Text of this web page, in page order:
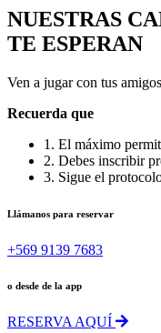
NUESTRAS
TE ESPERAN
Ven a jugar con tus
Recuerda que
1. El máximo
2. Debes inscribir
3. Sigue el
Llámanos para reservar
+569 9139 7683
o desde de la app
RESERVA AQUÍ